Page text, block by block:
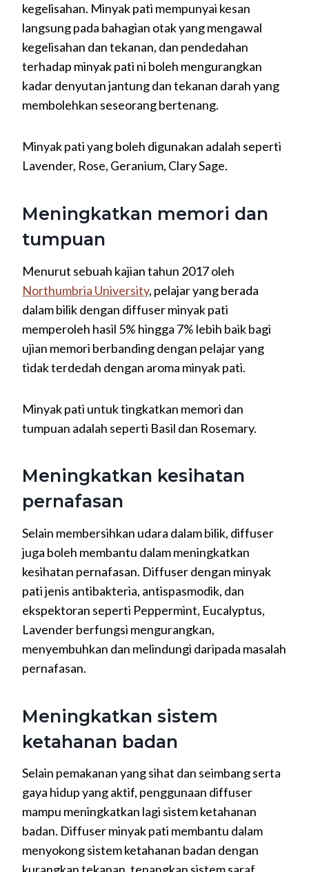
kegelisahan. Minyak pati mempunyai kesan
langsung pada bahagian otak yang mengawal
kegelisahan dan tekanan, dan pendedahan
terhadap minyak pati ni boleh mengurangkan
kadar denyutan jantung dan tekanan darah yang
membolehkan seseorang bertenang.
Minyak pati yang boleh digunakan adalah seperti
Lavender, Rose, Geranium, Clary Sage.
Meningkatkan memori dan
tumpuan
Menurut sebuah kajian tahun 2017 oleh
Northumbria University, pelajar yang berada
dalam bilik dengan diffuser minyak pati
memperoleh hasil 5% hingga 7% lebih baik bagi
ujian memori berbanding dengan pelajar yang
tidak terdedah dengan aroma minyak pati.
Minyak pati untuk tingkatkan memori dan
tumpuan adalah seperti Basil dan Rosemary.
Meningkatkan kesihatan
pernafasan
Selain membersihkan udara dalam bilik, diffuser
juga boleh membantu dalam meningkatkan
kesihatan pernafasan. Diffuser dengan minyak
pati jenis antibakteria, antispasmodik, dan
ekspektoran seperti Peppermint, Eucalyptus,
Lavender berfungsi mengurangkan,
menyembuhkan dan melindungi daripada masalah
pernafasan.
Meningkatkan sistem
ketahanan badan
Selain pemakanan yang sihat dan seimbang serta
gaya hidup yang aktif, penggunaan diffuser
mampu meningkatkan lagi sistem ketahanan
badan. Diffuser minyak pati membantu dalam
menyokong sistem ketahanan badan dengan